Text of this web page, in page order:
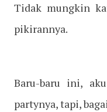
Tidak mungkin
pikirannya.
Baru-baru ini,
partynya, tapi,